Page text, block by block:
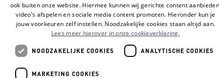
ook buiten onze website. Hiermee kunnen wij gerichte content
video’s afspelen en sociale media content promoten. Hieronder kun je
jouw voorkeuren zelf instellen. Noodzakelijke cookies staan altijd aan.
Lees meer hierover in onze cookieverklaring.
NOODZAKELIJKE COOKIES ANALYTISCHE COOKIES
MARKETING COOKIES